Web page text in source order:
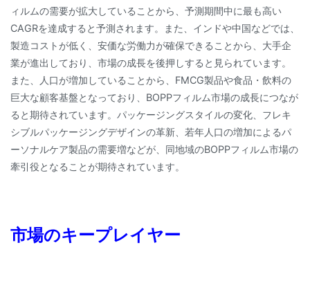
ィルムの需要が拡大していることから、予測期間中に最も高い
CAGRを達成すると予測されます。また、インドや中国などでは、
製造コストが低く、安価な労働力が確保できることから、大手企
業が進出しており、市場の成長を後押しすると見られています。
また、人口が増加していることから、FMCG製品や食品・飲料の
巨大な顧客基盤となっており、BOPPフィルム市場の成長につなが
ると期待されています。パッケージングスタイルの変化、フレキ
シブルパッケージングデザインの革新、若年人口の増加によるパ
ーソナルケア製品の需要増などが、同地域のBOPPフィルム市場の
牽引役となることが期待されています。
市場のキープレイヤー